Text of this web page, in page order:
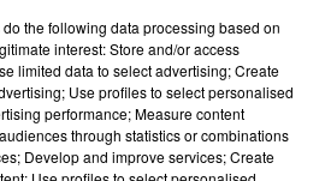
retiré son bras des
en faisant comme s'il ne
la demoiselle à côté de lui.
side chick and realize your
you're on camera �x€x€xÂ
do the following data processing based on
interest: Store and/or access
limited data to select advertising; Create
Use profiles to select personalised
performance; Measure content
through statistics or combinations
Develop and improve services; Create